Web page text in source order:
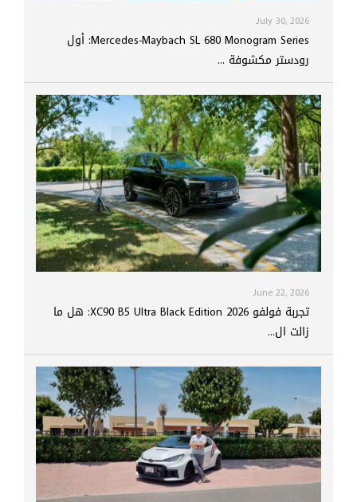
July 30, 2026
Mercedes-Maybach SL 680 Monogram Series: أول
رودستر مكشوفة ...
June 22, 2026
تجربة فولفو XC90 B5 Ultra Black Edition 2026: هل ما
زالت ال...